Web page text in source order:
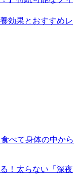
効果とおすすめレ
べて身体の中から
！太らない「深夜